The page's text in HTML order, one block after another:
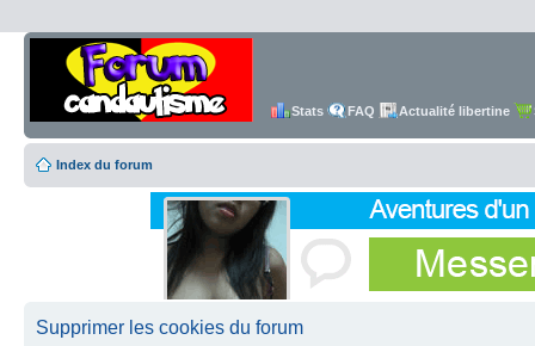
Stats FAQ Actualité libertine
Index du forum
Supprimer les cookies du forum